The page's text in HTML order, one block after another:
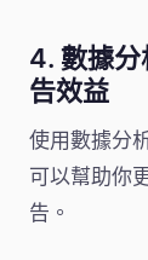
4. 數據
告效益
使用數據分
可以幫助你
告。